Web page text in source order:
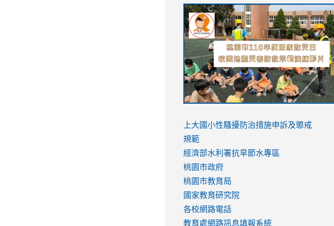
link
to
https://sites.google.com/stes.tyc.edu.tw/
link
to
https://drive.google.com/file/d/
usp=sharing
link
to
https://youtu.be/jJOMVWY3-
8M
link
to
https://drive.google.com/file/d/
usp=sharing
to
https://www.youtube.com/watch?
v=hC_gdZndU9s
to
https://www.youtube.com/watch?
v=hC_gdZndU9s
link
to
https://www.youtube.com/watch?
v=mfpNykQ0g4M
上大國小性騷擾防治措施申訴及懲戒
規範
經濟部水利署抗旱節水專區
桃園市政府
桃園市教育局
國家教育研究院
各校網路電話
教育處網路訊息填報系統